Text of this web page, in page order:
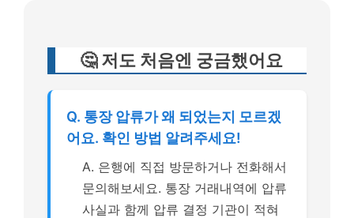
🤔 저도 처음엔 궁금했어요
Q. 통장 압류가 왜 되었는지 모르겠
어요. 확인 방법 알려주세요!
A. 은행에 직접 방문하거나 전화해서
문의해보세요. 통장 거래내역에 압류
사실과 함께 압류 결정 기관이 적혀